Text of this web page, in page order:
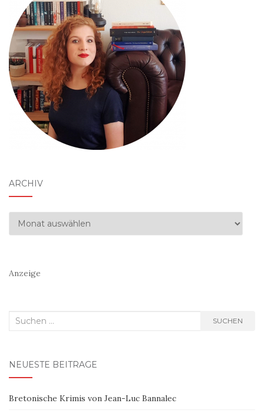
ARCHIV
Archiv
Anzeige
Suchen
SUCHEN
NEUESTE BEITRÄGE
Bretonische Krimis von Jean-Luc Bannalec